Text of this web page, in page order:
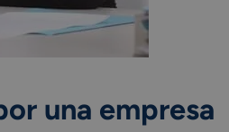
una empresa